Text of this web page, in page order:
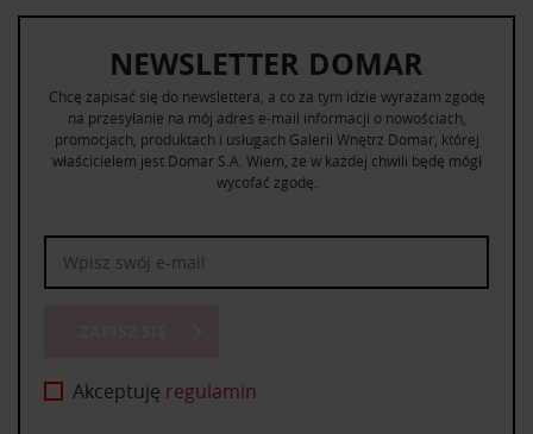
NEWSLETTER DOMAR
Chcę zapisać się do newslettera, a co za tym idzie wyrażam zgodę
na przesyłanie na mój adres e-mail informacji o nowościach,
promocjach, produktach i usługach Galerii Wnętrz Domar, której
właścicielem jest Domar S.A. Wiem, że w każdej chwili będę mógł
wycofać zgodę.
Akceptuję regulamin